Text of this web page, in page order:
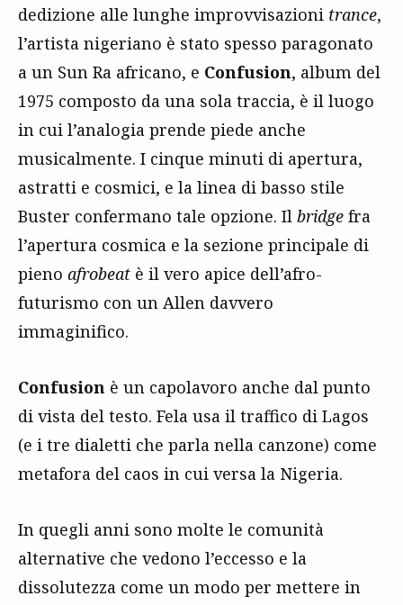
dedizione alle lunghe improvvisazioni trance,
l’artista nigeriano è stato spesso paragonato
a un Sun Ra africano, e Confusion, album del
1975 composto da una sola traccia, è il luogo
in cui l’analogia prende piede anche
musicalmente. I cinque minuti di apertura,
astratti e cosmici, e la linea di basso stile
Buster confermano tale opzione. Il bridge fra
l’apertura cosmica e la sezione principale di
pieno afrobeat è il vero apice dell’afro-
futurismo con un Allen davvero
immaginifico.
Confusion è un capolavoro anche dal punto
di vista del testo. Fela usa il traffico di Lagos
(e i tre dialetti che parla nella canzone) come
metafora del caos in cui versa la Nigeria.
In quegli anni sono molte le comunità
alternative che vedono l’eccesso e la
dissolutezza come un modo per mettere in